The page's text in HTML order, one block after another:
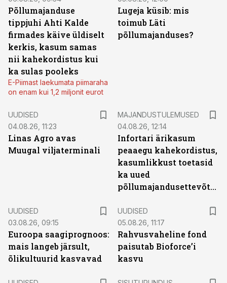
Põllumajanduse
tippjuhi Ahti Kalde
firmades käive üldiselt
kerkis, kasum samas
nii kahekordistus kui
ka sulas pooleks
E-Piimast laekumata piimaraha
on enam kui 1,2 miljonit eurot
Lugeja küsib: mis
toimub Läti
põllumajanduses?
UUDISED
04.08.26, 11:23
Linas Agro avas
Muugal viljaterminali
MAJANDUSTULEMUSED
04.08.26, 12:14
Infortari ärikasum
peaaegu kahekordistus,
kasumlikkust toetasid
ka uued
põllumajandusettevõtted
UUDISED
03.08.26, 09:15
Euroopa saagiprognoos:
mais langeb järsult,
õlikultuurid kasvavad
UUDISED
05.08.26, 11:17
Rahvusvaheline fond
paisutab Bioforce’i
kasvu